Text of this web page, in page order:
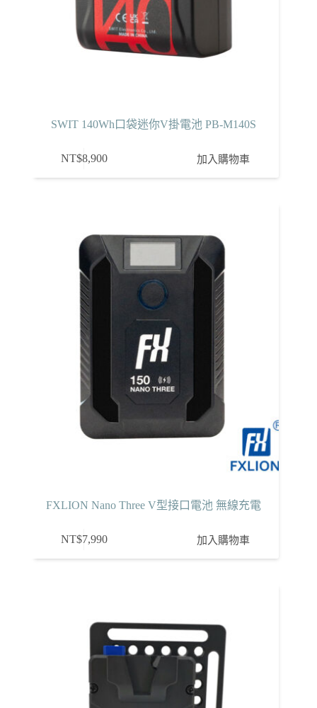
SWIT 140Wh口袋迷你V掛電池 PB-M140S
NT$8,900 加入購物車
FXLION Nano Three V型接口電池 無線充電
NT$7,990 加入購物車